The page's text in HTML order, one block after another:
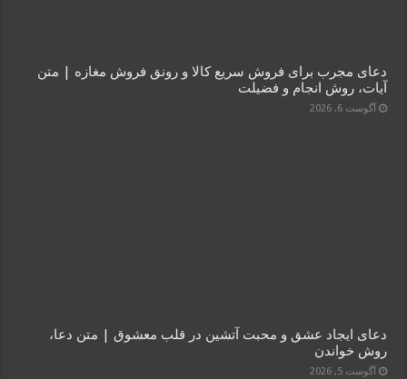
دعای مجرب برای فروش سریع کالا و رونق فروش مغازه | متن
آیات، روش انجام و فضیلت
آگوست 6, 2026
دعای ایجاد عشق و محبت آتشین در قلب معشوق | متن دعا،
روش خواندن
آگوست 5, 2026